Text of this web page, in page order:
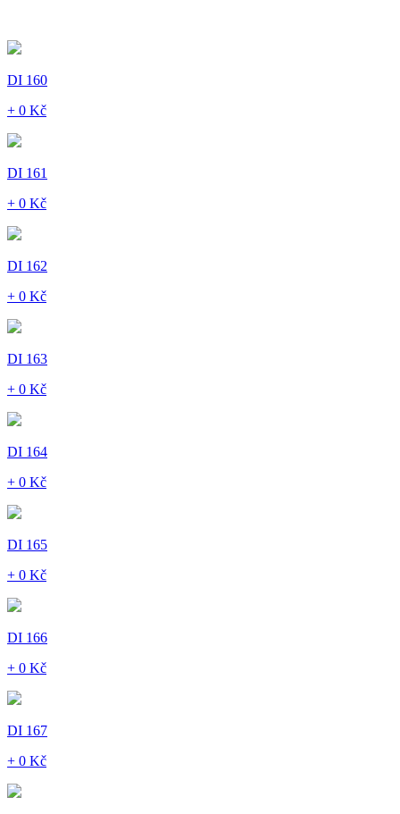
DI 160
+ 0 Kč
DI 161
+ 0 Kč
DI 162
+ 0 Kč
DI 163
+ 0 Kč
DI 164
+ 0 Kč
DI 165
+ 0 Kč
DI 166
+ 0 Kč
DI 167
+ 0 Kč